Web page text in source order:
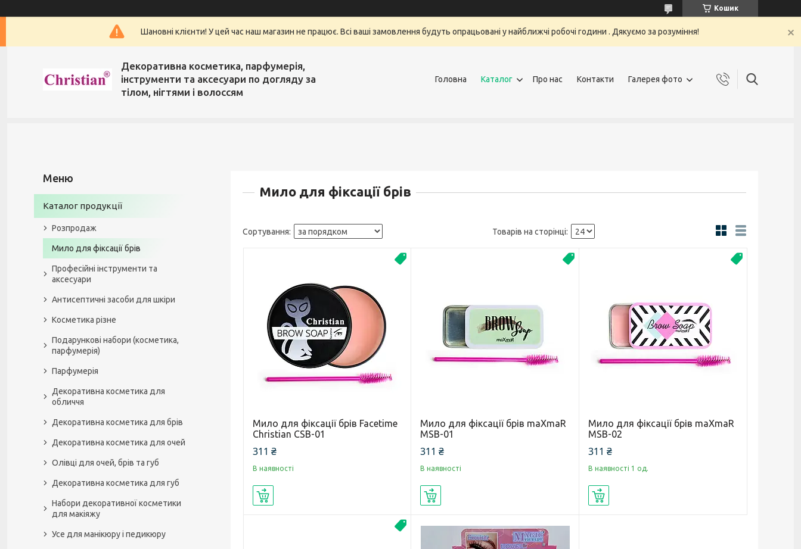
Кошик
Шановні клієнти! У цей час наш магазин не працює. Всі ваші замовлення будуть опрацьовані у найближчі робочі години . Дякуємо за розуміння!
Декоративна косметика, парфумерія,
інструменти та аксесуари по догляду за
тілом, нігтями і волоссям
Головна Каталог Про нас Контакти Галерея фото
Мило для фіксації брів
Мило для фіксації брів Facetime
Christian CSB-01
311 ₴
В наявності
Мило для фіксації брів maXmaR
MSB-01
311 ₴
В наявності
Мило для фіксації брів maXmaR
MSB-02
311 ₴
В наявності 1 од.
Новинка
Каталог продукції
Розпродаж
Мило для фіксації брів
Професійні інструменти та
аксесуари
Антисептичні засоби для шкіри
Косметика різне
Подарункові набори (косметика,
парфумерія)
Парфумерія
Декоративна косметика для
обличчя
Декоративна косметика для брів
Декоративна косметика для очей
Олівці для очей, брів та губ
Декоративна косметика для губ
Набори декоративної косметики
для макіяжу
Усе для манікюру і педикюру